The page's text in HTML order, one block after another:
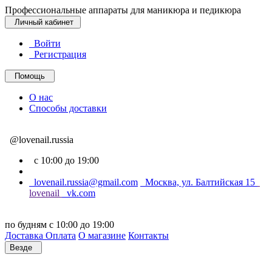
Профессиональные аппараты для маникюра и педикюра
Личный кабинет
Войти
Регистрация
Помощь
О нас
Способы доставки
@lovenail.russia
с 10:00 до 19:00
lovenail.russia@gmail.com
Москва, ул. Балтийская 15
lovenail
vk.com
по будням с 10:00 до 19:00
Доставка Оплата О магазине Контакты
Везде